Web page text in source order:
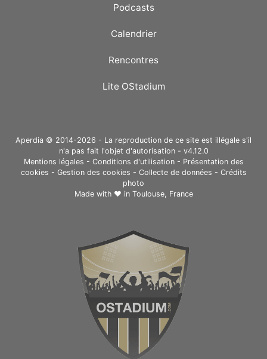
Podcasts
Calendrier
Rencontres
Lite OStadium
Aperdia © 2014-2026 - La reproduction de ce site est illégale s'il
n'a pas fait l'objet d'autorisation - v4.12.0
Mentions légales - Conditions d'utilisation- Présentation des
cookies - Gestion des cookies - Collecte de données - Crédits
photo
Made with ❤ in Toulouse, France